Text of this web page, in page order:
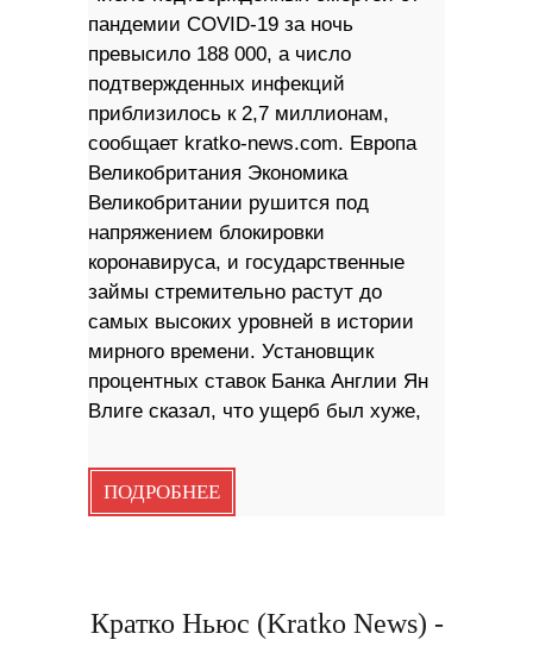
пандемии COVID-19 за ночь
превысило 188 000, а число
подтвержденных инфекций
приблизилось к 2,7 миллионам,
сообщает kratko-news.com. Европа
Великобритания Экономика
Великобритании рушится под
напряжением блокировки
коронавируса, и государственные
займы стремительно растут до
самых высоких уровней в истории
мирного времени. Установщик
процентных ставок Банка Англии Ян
Влиге сказал, что ущерб был хуже,
ПОДРОБНЕЕ
Кратко Ньюс (Kratko News) -